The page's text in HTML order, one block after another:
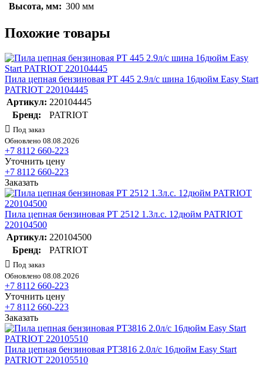
Высота, мм: 300 мм
Похожие товары
Пила цепная бензиновая PT 445 2.9л/с шина 16дюйм Easy Start
PATRIOT 220104445
Артикул: 220104445
Бренд:
PATRIOT
Под заказ
Обновлено 08.08.2026
+7 8112 660-223
Уточнить цену
+7 8112 660-223
Заказать
Пила цепная бензиновая PT 2512 1.3л.с. 12дюйм PATRIOT
220104500
Артикул: 220104500
Бренд:
PATRIOT
Под заказ
Обновлено 08.08.2026
+7 8112 660-223
Уточнить цену
+7 8112 660-223
Заказать
Пила цепная бензиновая PT3816 2.0л/с 16дюйм Easy Start
PATRIOT 220105510